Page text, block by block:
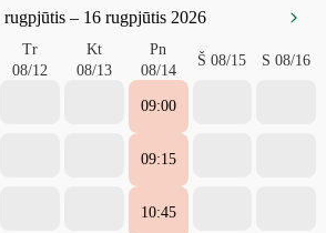
rugpjūtis – 16 rugpjūtis 2026
Tr
08/12
Kt
08/13
Pn
08/14
Š 08/15 S 08/16
09:00
09:15
10:45